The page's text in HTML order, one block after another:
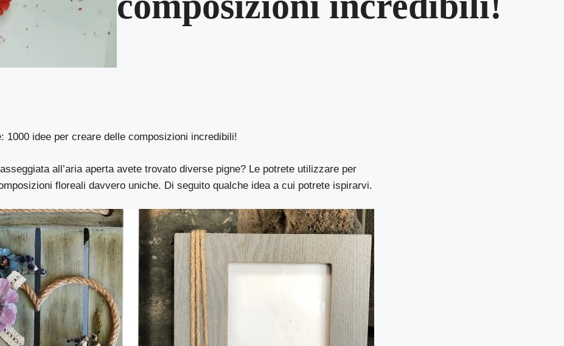
1000 idee per creare delle composizioni incredibili!
all’aria aperta avete trovato diverse pigne? Le potrete utilizzare per
floreali davvero uniche. Di seguito qualche idea a cui potrete ispirarvi.